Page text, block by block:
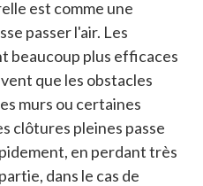
est comme une
passer l'air. Les
beaucoup plus efficaces
que les obstacles
murs ou certaines
clôtures pleines passe
en perdant très
dans le cas de